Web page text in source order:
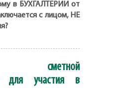
в БУХГАЛТЕРИИ от
с лицом, НЕ
сметной
для участия в